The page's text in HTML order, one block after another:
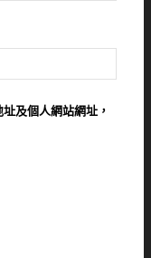
及個人網站網址，